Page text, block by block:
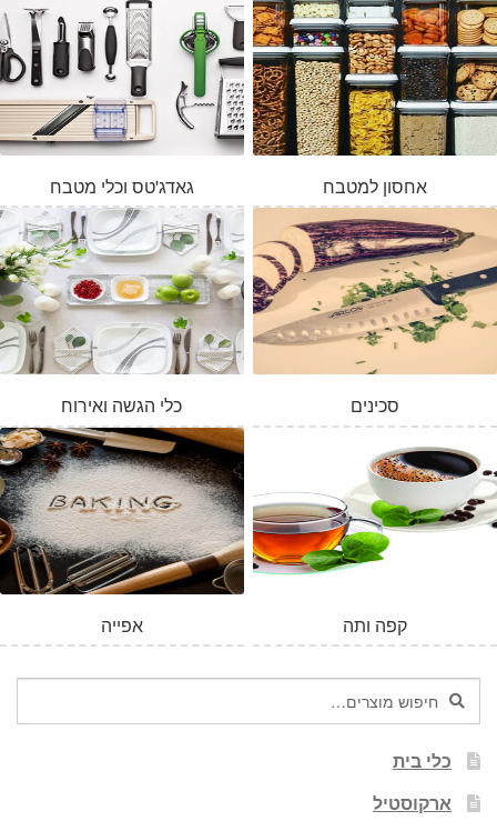
המלאי אזל
גאדג'טס וכלי מטבח אחסון למטבח
כלי הגשה ואירוח סכינים
אפייה קפה ותה
חיפוש
עבור:
חיפוש
כלי בית
ארקוסטיל